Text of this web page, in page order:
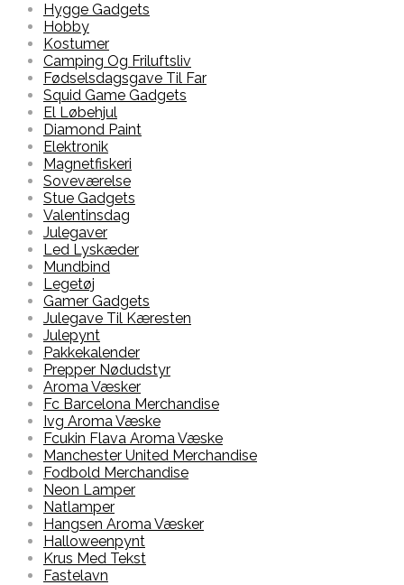
Hygge Gadgets
Hobby
Kostumer
Camping Og Friluftsliv
Fødselsdagsgave Til Far
Squid Game Gadgets
El Løbehjul
Diamond Paint
Elektronik
Magnetfiskeri
Soveværelse
Stue Gadgets
Valentinsdag
Julegaver
Led Lyskæder
Mundbind
Legetøj
Gamer Gadgets
Julegave Til Kæresten
Julepynt
Pakkekalender
Prepper Nødudstyr
Aroma Væsker
Fc Barcelona Merchandise
Ivg Aroma Væske
Fcukin Flava Aroma Væske
Manchester United Merchandise
Fodbold Merchandise
Neon Lamper
Natlamper
Hangsen Aroma Væsker
Halloweenpynt
Krus Med Tekst
Fastelavn